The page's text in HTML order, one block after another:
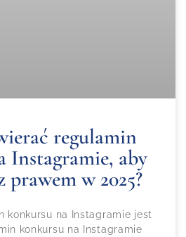
regulamin
Instagramie, aby
prawem w 2025?
konkursu na Instagramie jest
konkursu na Instagramie